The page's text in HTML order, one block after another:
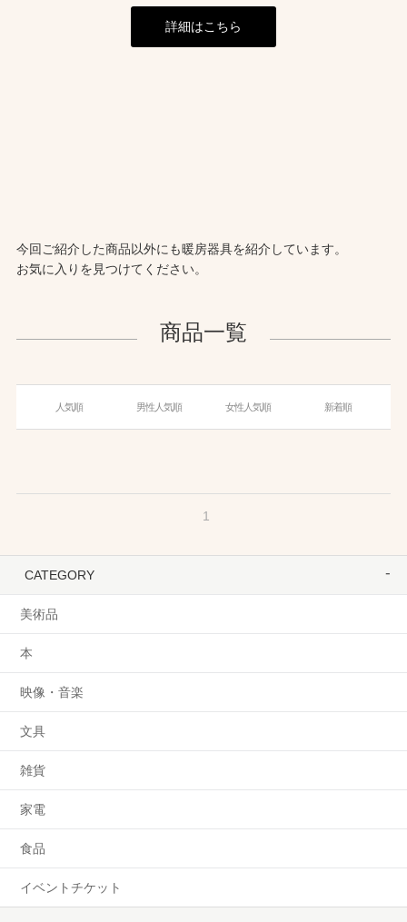
詳細はこちら
今回ご紹介した商品以外にも暖房器具を紹介しています。
お気に入りを見つけてください。
商品一覧
人気順 男性人気順 女性人気順 新着順
1
CATEGORY
美術品
本
映像・音楽
文具
雑貨
家電
食品
イベントチケット